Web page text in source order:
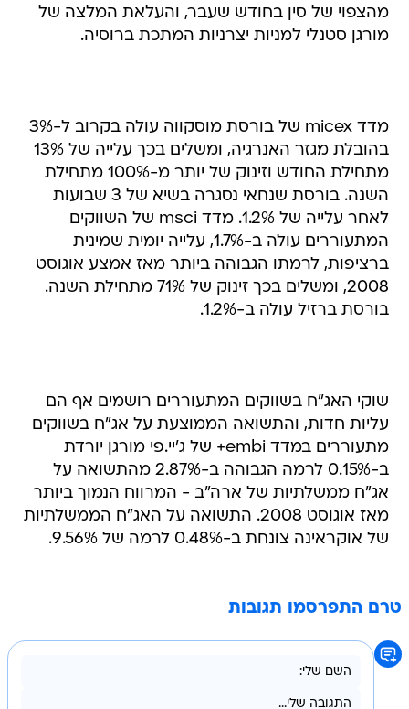
מהצפוי של סין בחודש שעבר, והעלאת המלצה של
מורגן סטנלי למניות יצרניות המתכת ברוסיה.
מדד micex של בורסת מוסקווה עולה בקרוב ל-3%
בהובלת מגזר האנרגיה, ומשלים בכך עלייה של 13%
מתחילת החודש וזינוק של יותר מ-100% מתחילת
השנה. בורסת שנחאי נסגרה בשיא של 3 שבועות
לאחר עלייה של 1.2%. מדד msci של השווקים
המתעוררים עולה ב-1.7%, עלייה יומית שמינית
ברציפות, לרמתו הגבוהה ביותר מאז אמצע אוגוסט
2008, ומשלים בכך זינוק של 71% מתחילת השנה.
בורסת ברזיל עולה ב-1.2%.
שוקי האג"ח בשווקים המתעוררים רושמים אף הם
עליות חדות, והתשואה הממוצעת על אג"ח בשווקים
מתעוררים במדד embi+ של ג'יי.פי מורגן יורדת
ב-0.15% לרמה הגבוהה ב-2.87% מהתשואה על
אג"ח ממשלתיות של ארה"ב - המרווח הנמוך ביותר
מאז אוגוסט 2008. התשואה על האג"ח הממשלתיות
של אוקראינה צונחת ב-0.48% לרמה של 9.56%.
טרם התפרסמו תגובות